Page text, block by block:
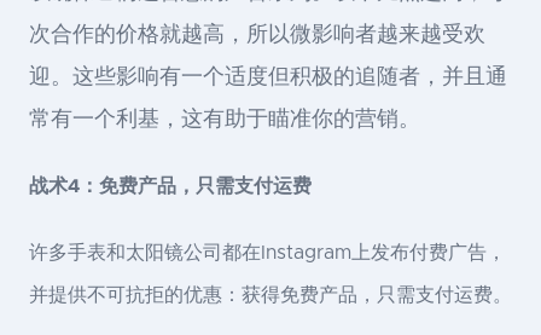
次合作的价格就越高，所以微影响者越来越受欢
迎。这些影响有一个适度但积极的追随者，并且通
常有一个利基，这有助于瞄准你的营销。
战术4：免费产品，只需支付运费
许多手表和太阳镜公司都在Instagram上发布付费广告，
并提供不可抗拒的优惠：获得免费产品，只需支付运费。